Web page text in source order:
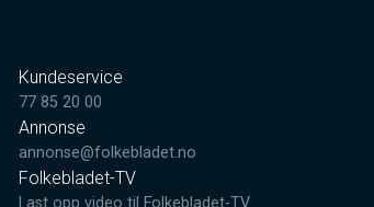
Kundeservice
77 85 20 00
Annonse
annonse@folkebladet.no
Folkebladet-TV
Last opp video til Folkebladet-TV